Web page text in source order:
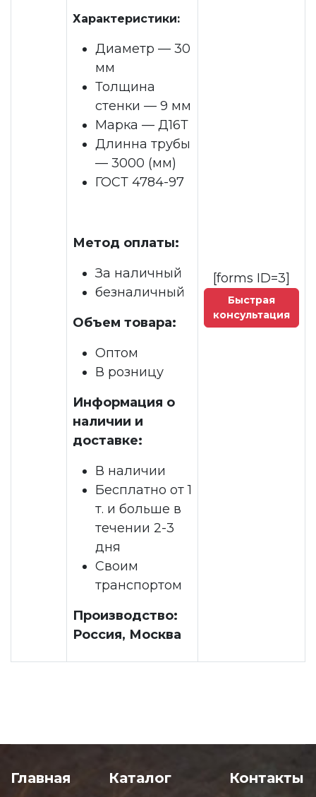
Характеристики:
Диаметр — 30
мм
Толщина
стенки — 9 мм
Марка — Д16Т
Длинна трубы
— 3000 (мм)
ГОСТ 4784-97
Метод оплаты:
За наличный
безналичный
Объем товара:
Оптом
В розницу
Информация о
наличии и
доставке:
В наличии
Бесплатно от 1
т. и больше в
течении 2-3
дня
Своим
транспортом
Производство:
Россия, Москва
[forms ID=3]
Быстрая
консультация
Главная Каталог Контакты